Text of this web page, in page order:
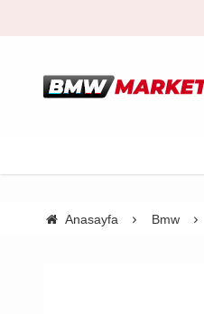
Anasayfa Bmw